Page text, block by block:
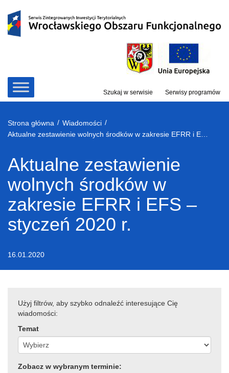
treści
Szukaj w serwisie Serwisy programów
Strona główna / Wiadomości /
Aktualne zestawienie
wolnych środków w
zakresie EFRR i EFS –
styczeń 2020 r.
16.01.2020
Użyj filtrów, aby szybko odnaleźć interesujące Cię
wiadomości:
Temat
Zobacz w wybranym terminie: